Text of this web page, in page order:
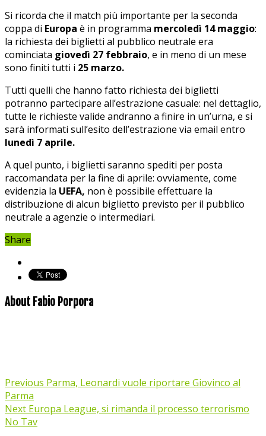
Si ricorda che il match più importante per la seconda
coppa di Europa è in programma mercoledì 14 maggio:
la richiesta dei biglietti al pubblico neutrale era
cominciata giovedì 27 febbraio, e in meno di un mese
sono finiti tutti i 25 marzo.
Tutti quelli che hanno fatto richiesta dei biglietti
potranno partecipare all’estrazione casuale: nel dettaglio,
tutte le richieste valide andranno a finire in un’urna, e si
sarà informati sull’esito dell’estrazione via email entro
lunedì 7 aprile.
A quel punto, i biglietti saranno spediti per posta
raccomandata per la fine di aprile: ovviamente, come
evidenzia la UEFA, non è possibile effettuare la
distribuzione di alcun biglietto previsto per il pubblico
neutrale a agenzie o intermediari.
Share
About Fabio Porpora
Previous Parma, Leonardi vuole riportare Giovinco al
Parma
Next Europa League, si rimanda il processo terrorismo
No Tav